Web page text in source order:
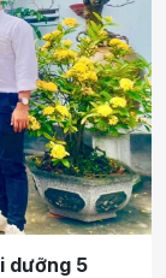
dưỡng 5